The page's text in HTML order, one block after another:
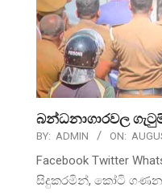
බන්ධනාගාරවල
BY: ADMIN ON:
Facebook Twitter
සිදුකරමින්, කෝටි